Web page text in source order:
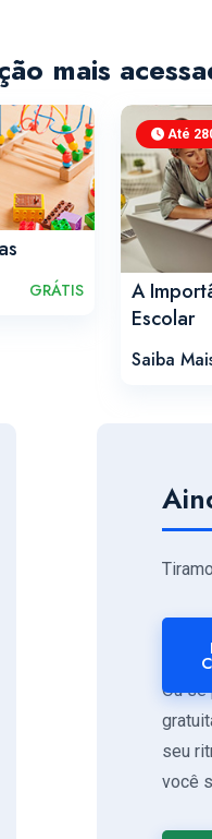
mais
GRÁTIS
Até
A
Escolar
Saiba
Ou se
seu
você